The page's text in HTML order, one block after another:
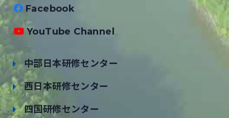
Facebook
YouTube Channel
中部日本研修センター
西日本研修センター
四国研修センター